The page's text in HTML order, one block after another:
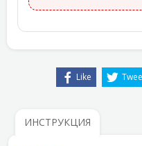
Like
ИНСТРУКЦИЯ